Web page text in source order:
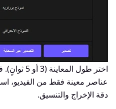
اختر طول
دقة الإخراج والتنسيق.